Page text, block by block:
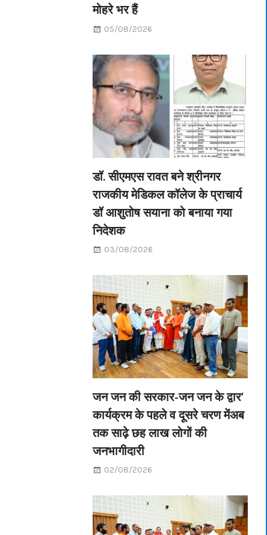
मोहरे भर हैं
05/08/2026
डॉ. सीएमएस रावत बने श्रीनगर
राजकीय मेडिकल कॉलेज के प्राचार्य
डॉ आशुतोष सयाना को बनाया गया
निदेशक
03/08/2026
जन जन की सरकार-जन जन के द्वार’
कार्यक्रम के पहले व दूसरे चरण मेंअब
तक साढ़े छह लाख लोगों की
जनभागीदारी
02/08/2026